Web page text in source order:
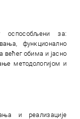
за:
функционално
већег обима и јасно
методологијом и
и реализације